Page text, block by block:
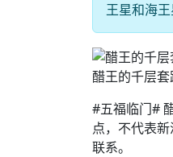
王星和海
醋王的千层
#五福临门#
点，不代表
联系。